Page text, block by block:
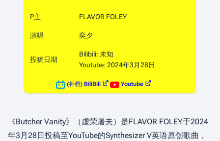
P主 FLAVOR FOLEY
演唱 奕夕
投稿日期
Bilibili: 未知
Youtube: 2024年3月28日
(补档) BiliBili Youtube
《Butcher Vanity》（虚荣屠夫）是FLAVOR FOLEY于2024
年3月28日投稿至YouTube的Synthesizer V英语原创歌曲，